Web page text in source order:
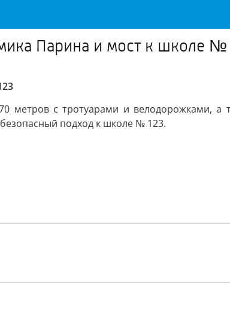
Парина и мост к школе №
метров с тротуарами и велодорожками, а
подход к школе № 123.